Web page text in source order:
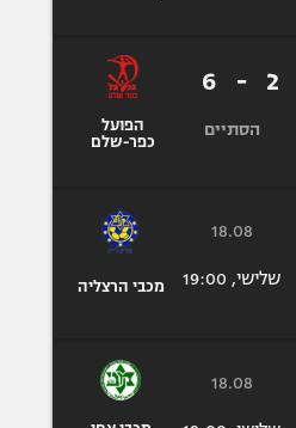
2
-
6
הסתיים
הפועל
כפר-שלם
18.08
שלישי, 19:00 מכבי הרצליה
18.08